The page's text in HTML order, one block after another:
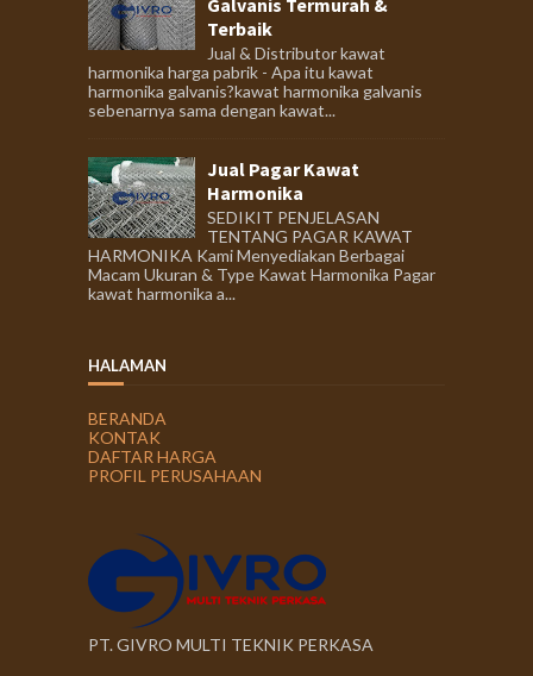
Galvanis Termurah &
Terbaik
Jual & Distributor kawat
harmonika harga pabrik - Apa itu kawat
harmonika galvanis?kawat harmonika galvanis
sebenarnya sama dengan kawat...
Jual Pagar Kawat
Harmonika
SEDIKIT PENJELASAN
TENTANG PAGAR KAWAT
HARMONIKA Kami Menyediakan Berbagai
Macam Ukuran & Type Kawat Harmonika Pagar
kawat harmonika a...
HALAMAN
BERANDA
KONTAK
DAFTAR HARGA
PROFIL PERUSAHAAN
PT. GIVRO MULTI TEKNIK PERKASA